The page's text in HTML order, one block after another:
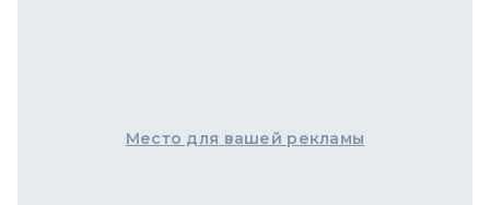
Место для вашей рекламы